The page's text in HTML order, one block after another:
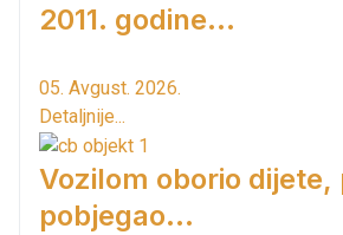
2011. godine...
05. Avgust. 2026.
Detaljnije...
Vozilom oborio dijete,
pobjegao...